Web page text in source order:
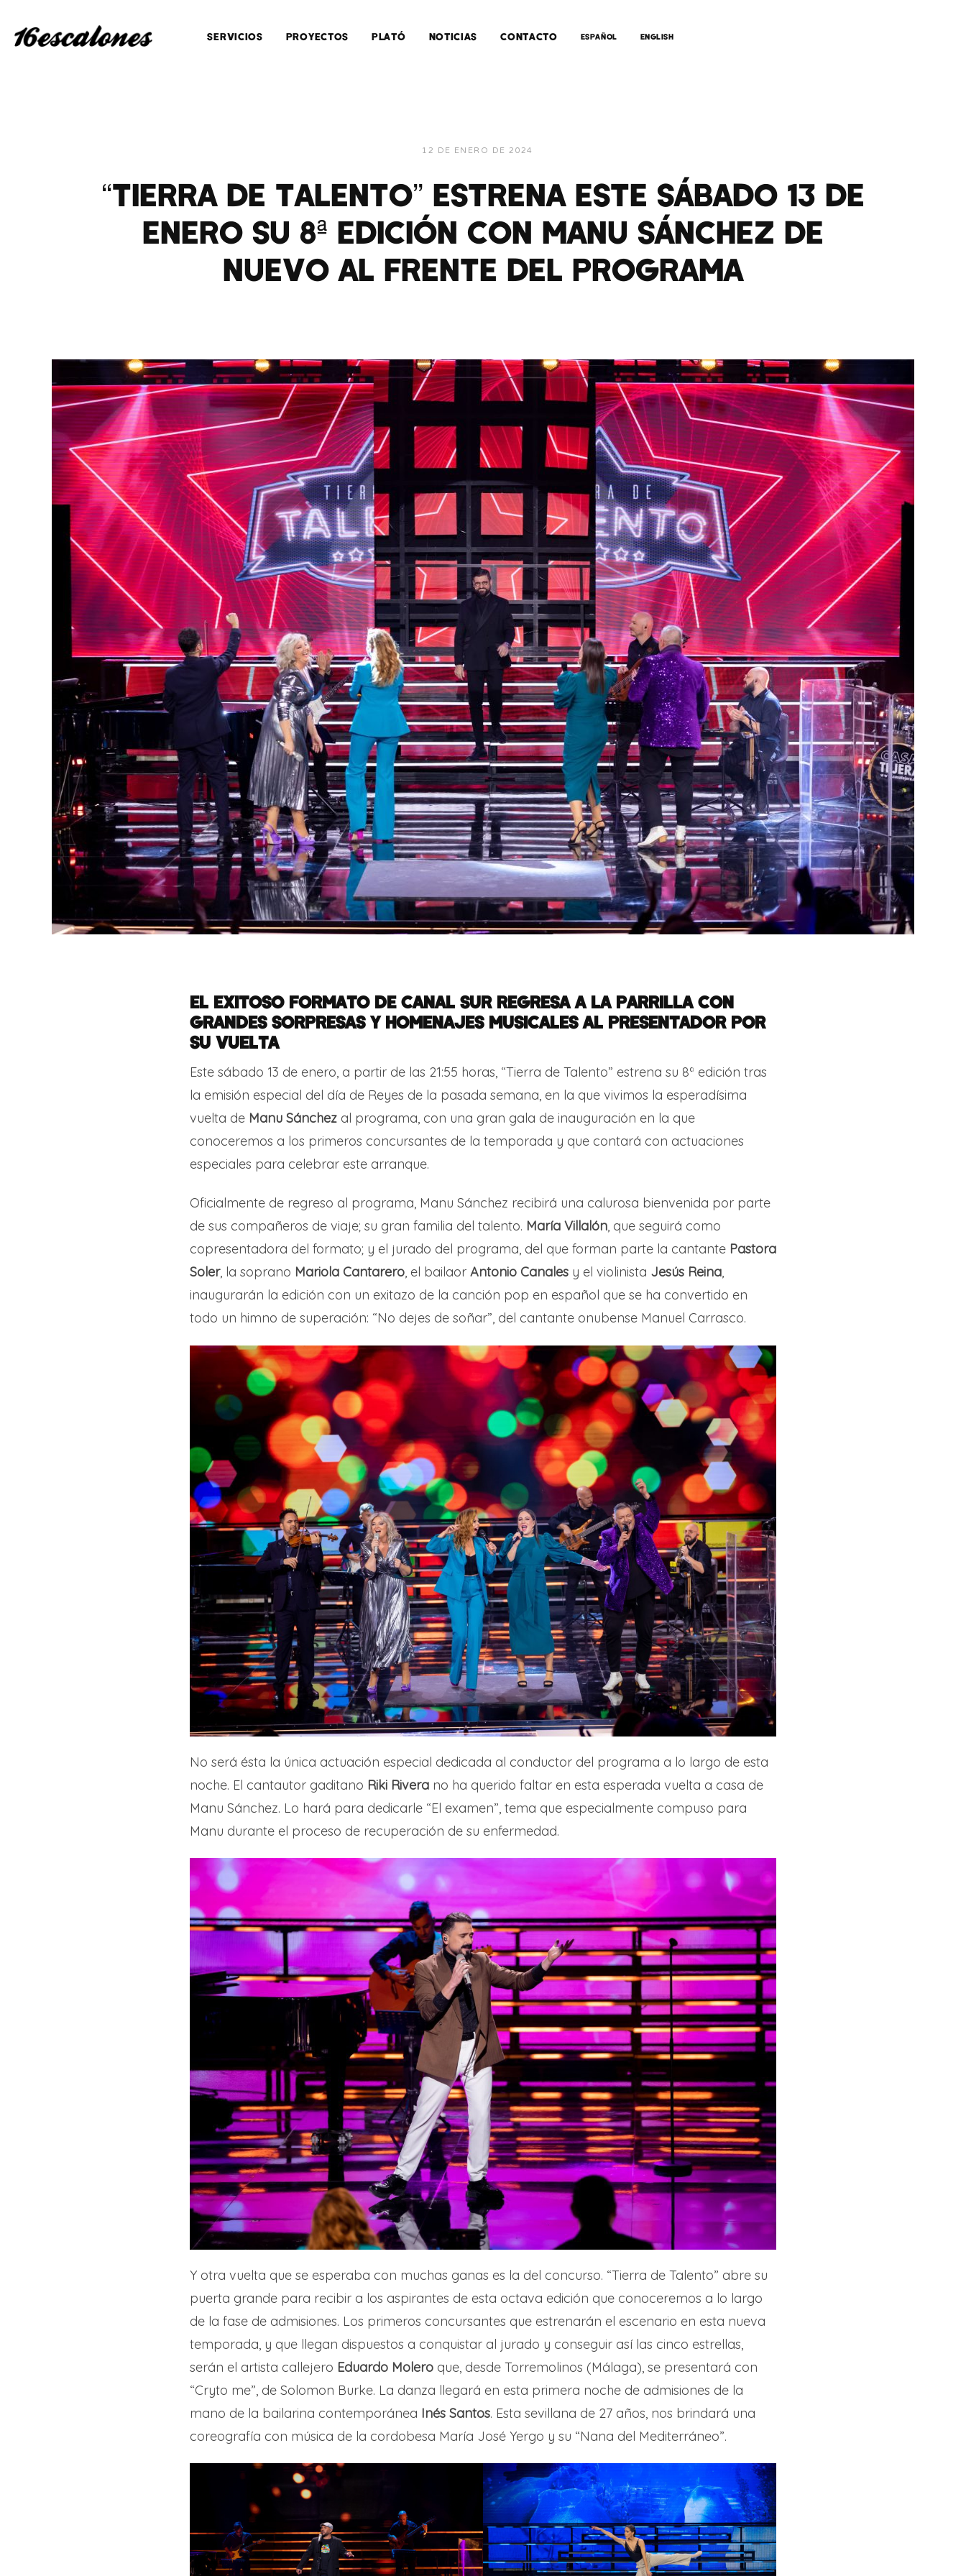
SERVICIOS PROYECTOS PLATÓ NOTICIAS CONTACTO ESPAÑOL ENGLISH
12 DE ENERO DE 2024
“TIERRA DE TALENTO” ESTRENA ESTE SÁBADO 13 DE
ENERO SU 8ª EDICIÓN CON MANU SÁNCHEZ DE
NUEVO AL FRENTE DEL PROGRAMA
EL EXITOSO FORMATO DE CANAL SUR REGRESA A LA PARRILLA CON
GRANDES SORPRESAS Y HOMENAJES MUSICALES AL PRESENTADOR POR
SU VUELTA
Este sábado 13 de enero, a partir de las 21:55 horas, “Tierra de Talento” estrena su 8ª edición tras
la emisión especial del día de Reyes de la pasada semana, en la que vivimos la esperadísima
vuelta de Manu Sánchez al programa, con una gran gala de inauguración en la que
conoceremos a los primeros concursantes de la temporada y que contará con actuaciones
especiales para celebrar este arranque.
Oficialmente de regreso al programa, Manu Sánchez recibirá una calurosa bienvenida por parte
de sus compañeros de viaje; su gran familia del talento. María Villalón, que seguirá como
copresentadora del formato; y el jurado del programa, del que forman parte la cantante Pastora
Soler, la soprano Mariola Cantarero, el bailaor Antonio Canalesy el violinista Jesús Reina,
inaugurarán la edición con un exitazo de la canción pop en español que se ha convertido en
todo un himno de superación: “No dejes de soñar”, del cantante onubense Manuel Carrasco.
No será ésta la única actuación especial dedicada al conductor del programa a lo largo de esta
noche. El cantautor gaditano Riki Riverano ha querido faltar en esta esperada vuelta a casa de
Manu Sánchez. Lo hará para dedicarle “El examen”, tema que especialmente compuso para
Manu durante el proceso de recuperación de su enfermedad.
Y otra vuelta que se esperaba con muchas ganas es la del concurso. “Tierra de Talento” abre su
puerta grande para recibir a los aspirantes de esta octava edición que conoceremos a lo largo
de la fase de admisiones. Los primeros concursantes que estrenarán el escenario en esta nueva
temporada, y que llegan dispuestos a conquistar al jurado y conseguir así las cinco estrellas,
serán el artista callejero Eduardo Moleroque, desde Torremolinos (Málaga), se presentará con
“Cryto me”, de Solomon Burke. La danza llegará en esta primera noche de admisiones de la
mano de la bailarina contemporánea Inés Santos. Esta sevillana de 27 años, nos brindará una
coreografía con música de la cordobesa María José Yergo y su “Nana del Mediterráneo”.